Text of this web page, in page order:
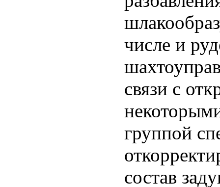
числе и
связи с
группой
состав